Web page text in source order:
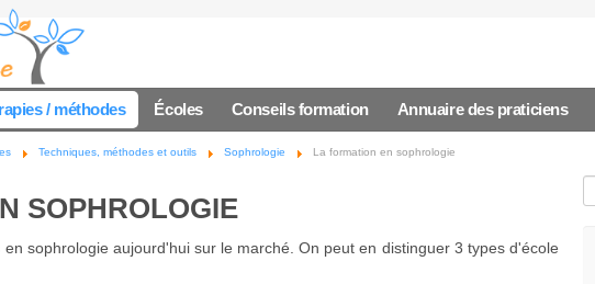
/ méthodes Écoles Conseils formation Annuaire des praticiens
Techniques, méthodes et outils Sophrologie La formation en sophrologie
SOPHROLOGIE
sophrologie aujourd'hui sur le marché. On peut en distinguer 3 types d'école